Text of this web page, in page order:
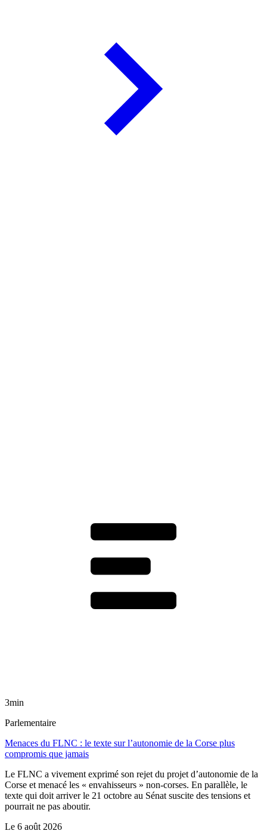
3min
Parlementaire
Menaces du FLNC : le texte sur l’autonomie de la Corse plus
compromis que jamais
Le FLNC a vivement exprimé son rejet du projet d’autonomie de la
Corse et menacé les « envahisseurs » non-corses. En parallèle, le
texte qui doit arriver le 21 octobre au Sénat suscite des tensions et
pourrait ne pas aboutir.
Le 6 août 2026